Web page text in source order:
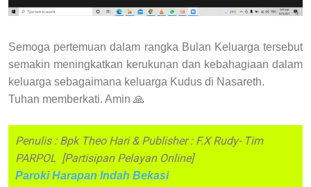
Semoga pertemuan dalam rangka Bulan Keluarga tersebut
semakin meningkatkan kerukunan dan kebahagiaan dalam
keluarga sebagaimana keluarga Kudus di Nasareth.
Tuhan memberkati. Amin 🙏
Penulis : Bpk Theo Hari & Publisher : F.X Rudy- Tim
PARPOL [Partisipan Pelayan Online]
Paroki Harapan Indah Bekasi